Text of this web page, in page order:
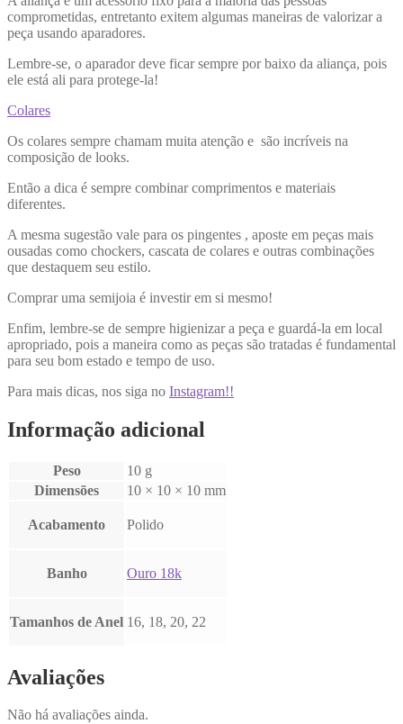
comprometidas, entretanto exitem algumas maneiras de valorizar a
peça usando aparadores.
Lembre-se, o aparador deve ficar sempre por baixo da aliança, pois
ele está ali para protege-la!
Colares
Os colares sempre chamam muita atenção e são incríveis na
composição de looks.
Então a dica é sempre combinar comprimentos e materiais
diferentes.
A mesma sugestão vale para os pingentes , aposte em peças mais
ousadas como chockers, cascata de colares e outras combinações
que destaquem seu estilo.
Comprar uma semijoia é investir em si mesmo!
Enfim, lembre-se de sempre higienizar a peça e guardá-la em local
apropriado, pois a maneira como as peças são tratadas é fundamental
para seu bom estado e tempo de uso.
Para mais dicas, nos siga no Instagram!!
Informação adicional
Peso
10 g
Dimensões
10 × 10 × 10 mm
Acabamento Polido
Banho Ouro 18k
Tamanhos de Anel 16, 18, 20, 22
Avaliações
Não há avaliações ainda.